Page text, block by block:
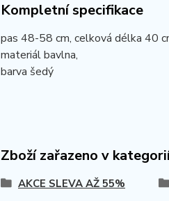
Kompletní specifikace
pas 48-58 cm, celková délka 40
materiál bavlna,
barva šedý
Zboží zařazeno v
AKCE SLEVA AŽ 55%